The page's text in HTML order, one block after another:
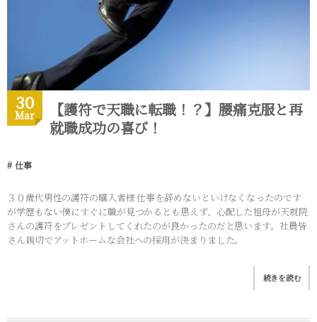
30
Mar
【護符で天職に転職！？】腰痛克服と再
就職成功の喜び！
仕事
３０歳代男性の護符の購入者様 仕事を辞めないといけなくなったのです
が学歴もない僕にすぐに職が見つかるとも思えず、心配した祖母が天就院
さんの護符をプレゼントしてくれたのが良かったのだと思います。社員皆
さん親切でアットホームな会社への採用が決まりました。
続きを読む